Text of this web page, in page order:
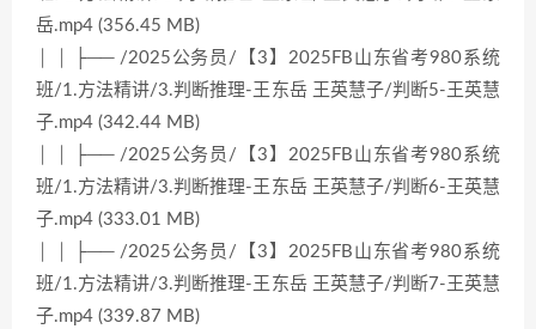
岳.mp4 (356.45 MB)
│ │ ├── /2025公务员/【3】2025FB山东省考980系统
班/1.方法精讲/3.判断推理-王东岳 王英慧子/判断5-王英慧
子.mp4 (342.44 MB)
│ │ ├── /2025公务员/【3】2025FB山东省考980系统
班/1.方法精讲/3.判断推理-王东岳 王英慧子/判断6-王英慧
子.mp4 (333.01 MB)
│ │ ├── /2025公务员/【3】2025FB山东省考980系统
班/1.方法精讲/3.判断推理-王东岳 王英慧子/判断7-王英慧
子.mp4 (339.87 MB)